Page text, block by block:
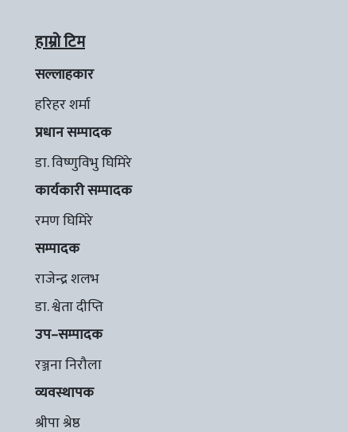
हाम्रो टिम
सल्लाहकार
हरिहर शर्मा
प्रधान सम्पादक
डा. विष्णुविभु घिमिरे
कार्यकारी सम्पादक
रमण घिमिरे
सम्पादक
राजेन्द्र शलभ
डा. श्वेता दीप्ति
उप–सम्पादक
रञ्जना निरौला
व्यवस्थापक
श्रीपा श्रेष्ठ